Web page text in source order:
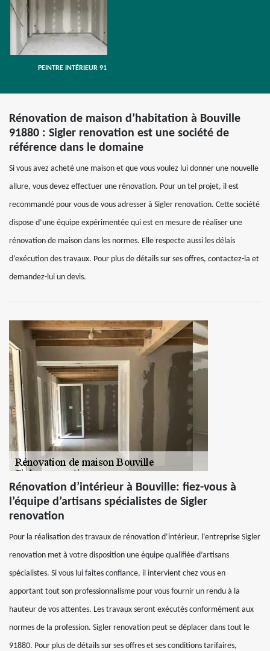
PEINTRE INTÉRIEUR 91
Rénovation de maison d’habitation à Bouville
91880 : Sigler renovation est une société de
référence dans le domaine
Si vous avez acheté une maison et que vous voulez lui donner une nouvelle
allure, vous devez effectuer une rénovation. Pour un tel projet, il est
recommandé pour vous de vous adresser à Sigler renovation. Cette société
dispose d’une équipe expérimentée qui est en mesure de réaliser une
rénovation de maison dans les normes. Elle respecte aussi les délais
d’exécution des travaux. Pour plus de détails sur ses offres, contactez-la et
demandez-lui un devis.
Rénovation d’intérieur à Bouville: fiez-vous à
l’équipe d’artisans spécialistes de Sigler
renovation
Pour la réalisation des travaux de rénovation d’intérieur, l’entreprise Sigler
renovation met à votre disposition une équipe qualifiée d’artisans
spécialistes. Si vous lui faites confiance, il intervient chez vous en
apportant tout son professionnalisme pour vous fournir un rendu à la
hauteur de vos attentes. Les travaux seront exécutés conformément aux
normes de la profession. Sigler renovation peut se déplacer dans tout le
91880. Pour plus de détails sur ses offres et ses conditions tarifaires,